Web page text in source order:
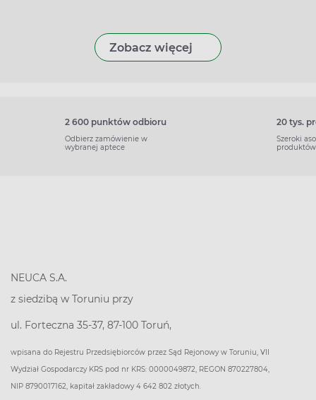
Zobacz więcej
2 600 punktów odbioru
Odbierz zamówienie w
wybranej aptece
20 tys.
Szeroki
produktów
NEUCA S.A.
z siedzibą w Toruniu przy
ul. Forteczna 35-37, 87-100 Toruń,
wpisana do Rejestru Przedsiębiorców przez Sąd Rejonowy w Toruniu, VII
Wydział Gospodarczy KRS pod nr KRS: 0000049872, REGON 870227804,
NIP 8790017162, kapitał zakładowy 4 642 802 złotych.